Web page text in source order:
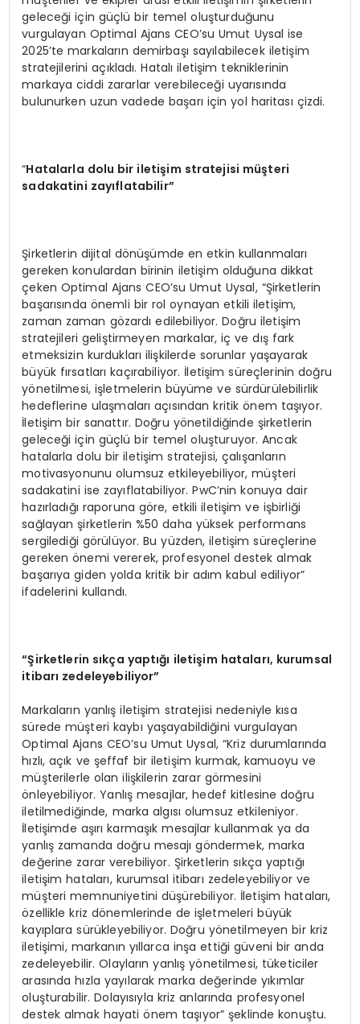
geleceği için güçlü bir temel oluşturduğunu
vurgulayan Optimal Ajans CEO’su Umut Uysal ise
2025’te markaların demirbaşı sayılabilecek iletişim
stratejilerini açıkladı. Hatalı iletişim tekniklerinin
markaya ciddi zararlar verebileceği uyarısında
bulunurken uzun vadede başarı için yol haritası çizdi.
“Hatalarla dolu bir iletişim stratejisi müşteri
sadakatini zayıflatabilir”
Şirketlerin dijital dönüşümde en etkin kullanmaları
gereken konulardan birinin iletişim olduğuna dikkat
çeken Optimal Ajans CEO’su Umut Uysal, “Şirketlerin
başarısında önemli bir rol oynayan etkili iletişim,
zaman zaman gözardı edilebiliyor. Doğru iletişim
stratejileri geliştirmeyen markalar, iç ve dış fark
etmeksizin kurdukları ilişkilerde sorunlar yaşayarak
büyük fırsatları kaçırabiliyor. İletişim süreçlerinin doğru
yönetilmesi, işletmelerin büyüme ve sürdürülebilirlik
hedeflerine ulaşmaları açısından kritik önem taşıyor.
İletişim bir sanattır. Doğru yönetildiğinde şirketlerin
geleceği için güçlü bir temel oluşturuyor. Ancak
hatalarla dolu bir iletişim stratejisi, çalışanların
motivasyonunu olumsuz etkileyebiliyor, müşteri
sadakatini ise zayıflatabiliyor. PwC’nin konuya dair
hazırladığı raporuna göre, etkili iletişim ve işbirliği
sağlayan şirketlerin %50 daha yüksek performans
sergilediği görülüyor. Bu yüzden, iletişim süreçlerine
gereken önemi vererek, profesyonel destek almak
başarıya giden yolda kritik bir adım kabul ediliyor”
ifadelerini kullandı.
“Şirketlerin sıkça yaptığı iletişim hataları, kurumsal
itibarı zedeleyebiliyor”
Markaların yanlış iletişim stratejisi nedeniyle kısa
sürede müşteri kaybı yaşayabildiğini vurgulayan
Optimal Ajans CEO’su Umut Uysal, “Kriz durumlarında
hızlı, açık ve şeffaf bir iletişim kurmak, kamuoyu ve
müşterilerle olan ilişkilerin zarar görmesini
önleyebiliyor. Yanlış mesajlar, hedef kitlesine doğru
iletilmediğinde, marka algısı olumsuz etkileniyor.
İletişimde aşırı karmaşık mesajlar kullanmak ya da
yanlış zamanda doğru mesajı göndermek, marka
değerine zarar verebiliyor. Şirketlerin sıkça yaptığı
iletişim hataları, kurumsal itibarı zedeleyebiliyor ve
müşteri memnuniyetini düşürebiliyor. İletişim hataları,
özellikle kriz dönemlerinde de işletmeleri büyük
kayıplara sürükleyebiliyor. Doğru yönetilmeyen bir kriz
iletişimi, markanın yıllarca inşa ettiği güveni bir anda
zedeleyebilir. Olayların yanlış yönetilmesi, tüketiciler
arasında hızla yayılarak marka değerinde yıkımlar
oluşturabilir. Dolayısıyla kriz anlarında profesyonel
destek almak hayati önem taşıyor” şeklinde konuştu.